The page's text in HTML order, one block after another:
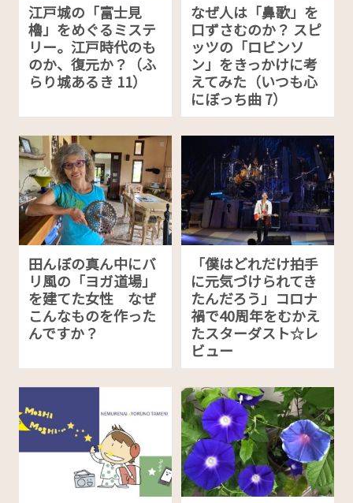
江戸城の「富士見
櫓」をめぐるミステ
リー。江戸時代のも
のか、復元か？（ふ
らり城あるき 11）
なぜ人は「鼻歌」を
口ずさむのか？ スピ
ッツの「ロビンソ
ン」をきっかけに考
えてみた（いつも心
にぼっち曲 7）
田んぼの真ん中にバ
リ風の「ヨガ道場」
を建てた女性 なぜ
こんなものを作った
んですか？
「僕はどれだけ拍手
に元気づけられてき
たんだろう」コロナ
禍で40周年をむかえ
たスターダスト☆レ
ビュー